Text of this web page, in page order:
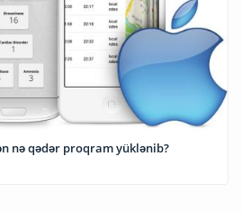
nə qədər proqram yüklənib?